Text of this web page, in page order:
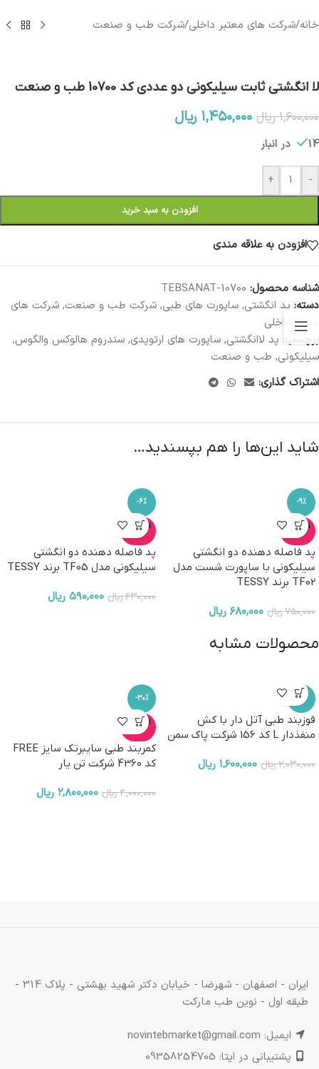
خانه/شرکت های معتبر داخلی/شرکت طب و صنعت
لا انگشتی ثابت سیلیکونی دو عددی کد 10700 طب و صنعت
۱,۶۰۰,۰۰۰ریال ۱,۴۵۰,۰۰۰ ریال
14 در انبار
-
+
افزودن به سبد خرید
افزودن به علاقه مندی
شناسه محصول: 10700-TEBSANAT
دسته: پد انگشتی, ساپورت های طبی, شرکت طب و صنعت, شرکت های
معتبر داخلی
برچسب: پد لاانگشتی, ساپورت های ارتوپدی, سندروم هالوکس والگوس,
سیلیکونی, طب و صنعت
اشتراک گذاری:
شاید این‌ها را هم بپسندید…
-9%
ناموجو
د
پد فاصله دهنده دو انگشتی
سیلیکونی با ساپورت شست مدل
TF02 برند TESSY
۷۵۰,۰۰۰ریال ۶۸۰,۰۰۰ ریال
-6%
ناموجو
د
پد فاصله دهنده دو انگشتی
سیلیکونی مدل TF05 برند TESSY
۶۳۰,۰۰۰ریال ۵۹۰,۰۰۰ ریال
محصولات مشابه
-21%
قوزبند طبی آتل دار با کش
منفذدار L کد 156 شرکت پاک سمن
۲,۰۳۰,۰۰۰ریال ۱,۶۰۰,۰۰۰ ریال
-30%
ناموجو
د
کمربند طبی سایبرتک سایز FREE
کد 4360 شرکت تن یار
۴,۰۰۰,۰۰۰ریال ۲,۸۰۰,۰۰۰ ریال
ایران - اصفهان - شهرضا - خیابان دکتر شهید بهشتی - پلاک 314 -
طبقه اول - نوین طب مارکت
ایمیل: novintebmarket@gmail.com
پشتیبانی در ایتا: 09358254705